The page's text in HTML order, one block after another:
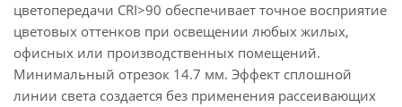
цветопередачи CRI>90 обеспечивает точное восприятие
цветовых оттенков при освещении любых жилых,
офисных или производственных помещений.
Минимальный отрезок 14.7 мм. Эффект сплошной
линии света создается без применения рассеивающих